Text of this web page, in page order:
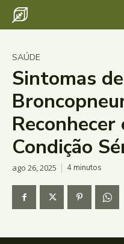
SAÚDE
Sintomas de
Condição
ago 26, 2025 4minutos